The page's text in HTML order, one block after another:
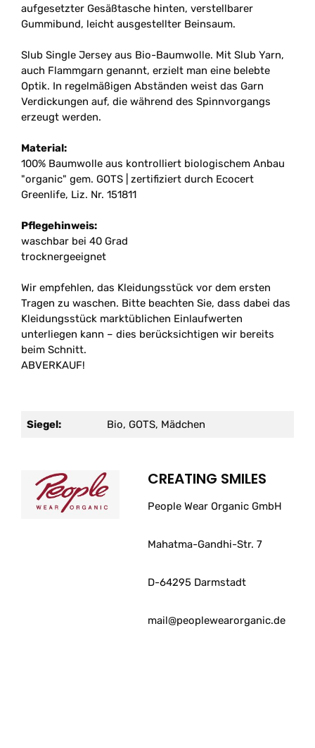
aufgesetzter Gesäßtasche hinten, verstellbarer
Gummibund, leicht ausgestellter Beinsaum.
Slub Single Jersey aus Bio-Baumwolle. Mit Slub Yarn,
auch Flammgarn genannt, erzielt man eine belebte
Optik. In regelmäßigen Abständen weist das Garn
Verdickungen auf, die während des Spinnvorgangs
erzeugt werden.
Material:
100% Baumwolle aus kontrolliert biologischem Anbau
"organic" gem. GOTS | zertifiziert durch Ecocert
Greenlife, Liz. Nr. 151811
Pflegehinweis:
waschbar bei 40 Grad
trocknergeeignet
Wir empfehlen, das Kleidungsstück vor dem ersten
Tragen zu waschen. Bitte beachten Sie, dass dabei das
Kleidungsstück marktüblichen Einlaufwerten
unterliegen kann – dies berücksichtigen wir bereits
beim Schnitt.
ABVERKAUF!
Siegel: Bio, GOTS, Mädchen
CREATING SMILES
People Wear Organic GmbH
Mahatma-Gandhi-Str. 7
D-64295 Darmstadt
mail@peoplewearorganic.de